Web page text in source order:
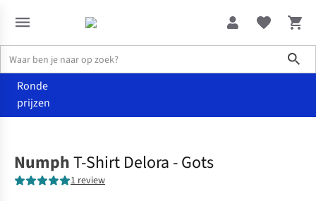
Ronde
prijzen
NumphT-Shirt Delora - Gots
1 review